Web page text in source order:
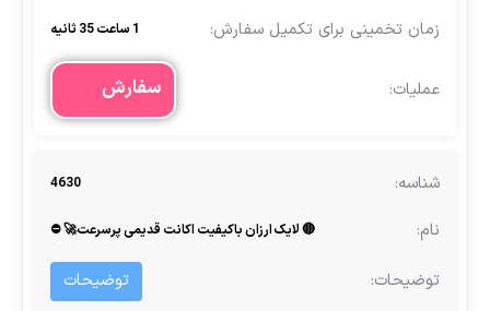
1 ساعت 35 ثانیه
سفارش
4630
🔴 لایک ارزان باکیفیت اکانت قدیمی پرسرعت🚀 ⛔
توضیحات